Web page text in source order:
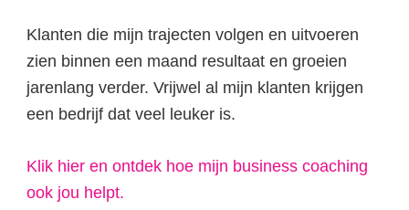
Klanten die mijn trajecten volgen en uitvoeren
zien binnen een maand resultaat en groeien
jarenlang verder. Vrijwel al mijn klanten krijgen
een bedrijf dat veel leuker is.
Klik hier en ontdek hoe mijn business coaching
ook jou helpt.